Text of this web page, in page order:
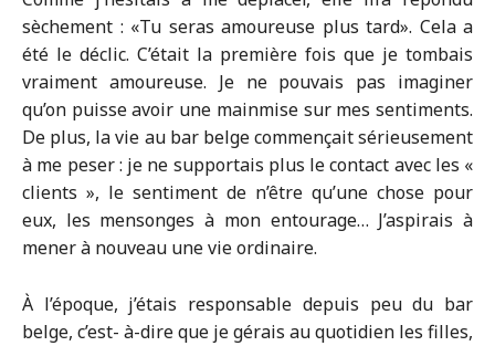
sèchement : «Tu seras amoureuse plus tard». Cela a
été le déclic. C’était la première fois que je tombais
vraiment amoureuse. Je ne pouvais pas imaginer
qu’on puisse avoir une mainmise sur mes sentiments.
De plus, la vie au bar belge commençait sérieusement
à me peser : je ne supportais plus le contact avec les «
clients », le sentiment de n’être qu’une chose pour
eux, les mensonges à mon entourage… J’aspirais à
mener à nouveau une vie ordinaire.
À l’époque, j’étais responsable depuis peu du bar
belge, c’est- à-dire que je gérais au quotidien les filles,